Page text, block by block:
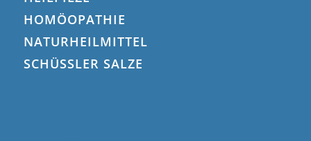
HOMÖOPATHIE
NATURHEILMITTEL
SCHÜSSLER SALZE